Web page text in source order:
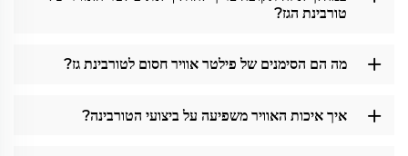
טורבינת הגז?
מה הם הסימנים של פילטר אוויר חסום לטורבינת גז?
איך איכות האוויר משפיעה על ביצועי הטורבינה?